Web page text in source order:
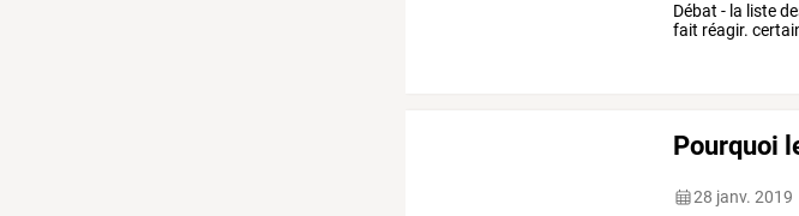
Débat - la liste
fait réagir.
Pourquoi
28 janv. 2019